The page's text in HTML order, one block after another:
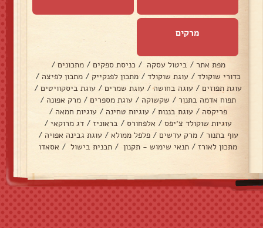
מרקים
מפת אתר / ביטול עסקה / כניסת ספקים / מתכונים /
כדורי שוקולד / עוגת שוקולד / מתכון לפנקייק / מתכון לפיצה /
עוגת תפוזים / עוגה בחושה / עוגת שמרים / עוגת ביסקוויטים /
תפוח אדמה בתנור / שקשוקה / עוגת מספרים / מרק אפונה /
פריקסה / עוגת בננות / עוגיות טחינה / עוגיות חמאה /
עוגיות שוקולד צ׳יפס / אלפחורס / בראוניז / דג מרוקאי /
עוף בתנור / מרק עדשים / פלפל ממולא / עוגת גבינה אפויה /
מתכון לאורז / תנאי שימוש - תקנון / תכנית בישול / אסאדו